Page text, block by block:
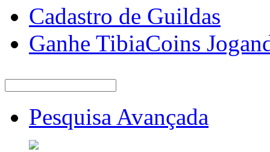
Cadastro de Guildas
Ganhe TibiaCoins
Pesquisa Avançada